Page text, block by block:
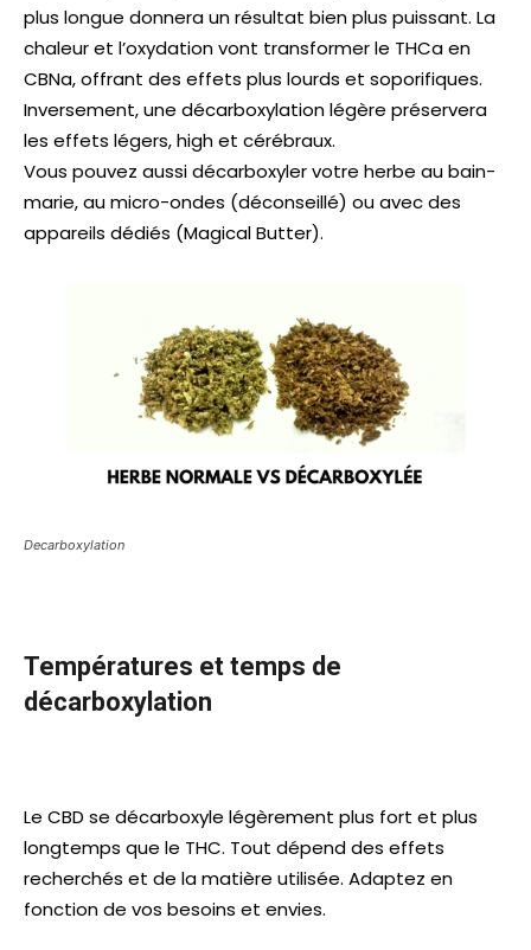
plus longue donnera un résultat bien plus puissant. La
chaleur et l’oxydation vont transformer le THCa en
CBNa, offrant des effets plus lourds et soporifiques.
Inversement, une décarboxylation légère préservera
les effets légers, high et cérébraux.
Vous pouvez aussi décarboxyler votre herbe au bain-
marie, au micro-ondes (déconseillé) ou avec des
appareils dédiés (Magical Butter).
Decarboxylation
Températures et temps de
décarboxylation
Le CBD se décarboxyle légèrement plus fort et plus
longtemps que le THC. Tout dépend des effets
recherchés et de la matière utilisée. Adaptez en
fonction de vos besoins et envies.